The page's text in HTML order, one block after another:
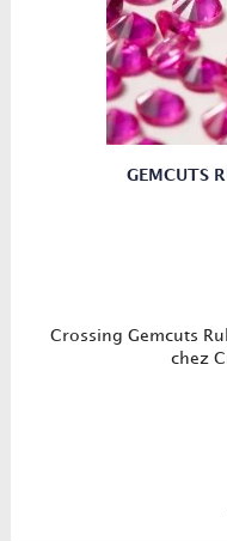
GEMCUTS
Crossing Gemcuts
chez